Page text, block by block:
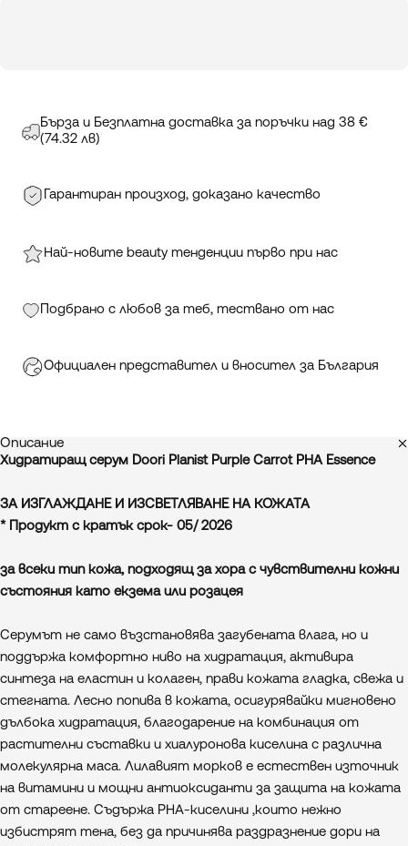
Бърза и Безплатна доставка за поръчки над 38 €
(74.32 лв)
Гарантиран произход, доказано качество
Най-новите beauty тенденции първо при нас
Подбрано с любов за теб, тествано от нас
Официален представител и вносител за България
Описание
Хидратиращ серум Doori Planist Purple Carrot PHA Essence
ЗА ИЗГЛАЖДАНЕ И ИЗСВЕТЛЯВАНЕ НА КОЖАТА
* Продукт с кратък срок- 05/ 2026
за всеки тип кожа, подходящ за хора с чувствителни кожни
състояния като екзема или розацея
Серумът не само възстановява загубената влага, но и
поддържа комфортно ниво на хидратация, активира
синтеза на еластин и колаген, прави кожата гладка, свежа и
стегната. Лесно попива в кожата, осигурявайки мигновено
дълбока хидратация, благодарение на комбинация от
растителни съставки и хиалуронова киселина с различна
молекулярна маса. Лилавият морков е естествен източник
на витамини и мощни антиоксиданти за защита на кожата
от стареене. Съдържа PHA-киселини ,които нежно
избистрят тена, без да причинява раздразнение дори на